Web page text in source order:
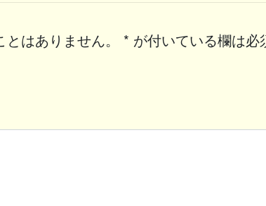
はありません。 * が付いている欄は必